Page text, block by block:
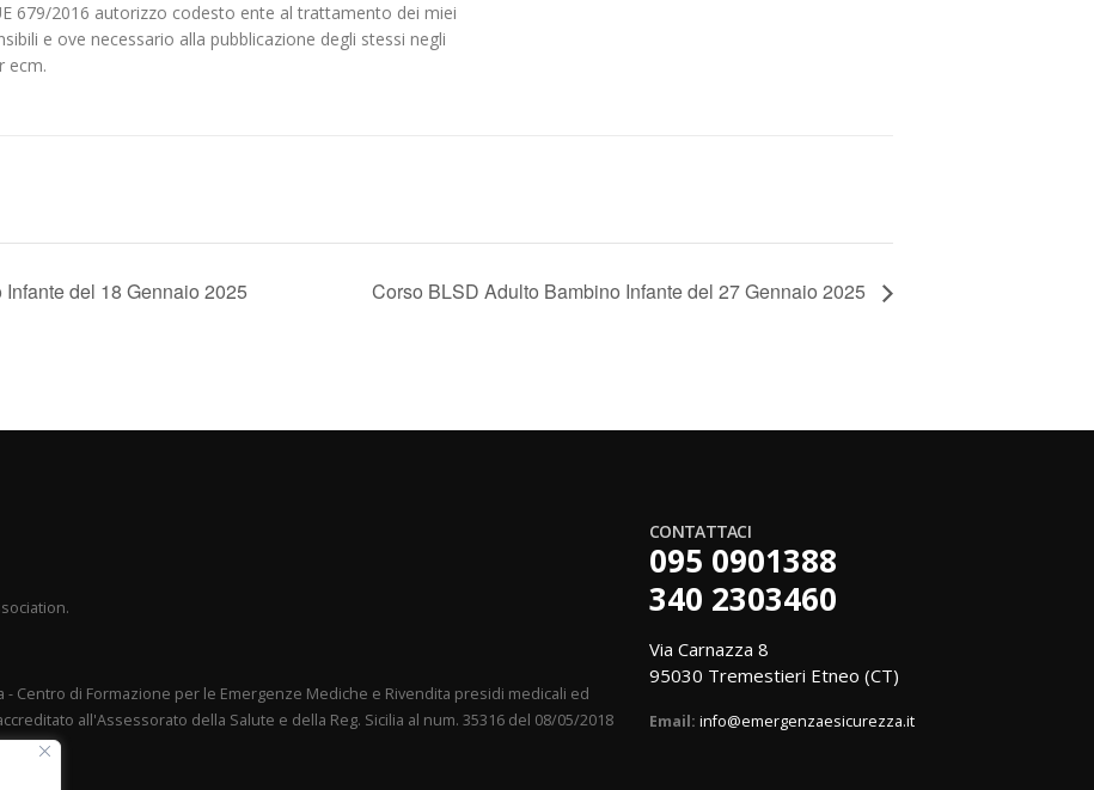
679/2016 autorizzo codesto ente al trattamento dei miei
e ove necessario alla pubblicazione degli stessi negli
ecm.
del 18 Gennaio 2025 Corso BLSD Adulto Bambino Infante del 27 Gennaio 2025
- Centro di Formazione per le Emergenze Mediche e Rivendita presidi medicali ed
all'Assessorato della Salute e della Reg. Sicilia al num. 35316 del 08/05/2018
CONTATTACI
095 0901388
340 2303460
Via Carnazza 8
95030 Tremestieri Etneo (CT)
Email: info@emergenzaesicurezza.it